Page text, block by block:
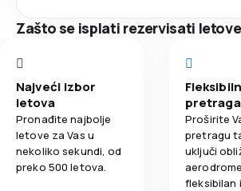
Zašto se isplati rezervisati
Najveći izbor
letova
Pronađite najbolje
letove za Vas u
nekoliko sekundi, od
preko 500 letova.
pretraga
Proširite
pretragu
uključi
fleksibilan